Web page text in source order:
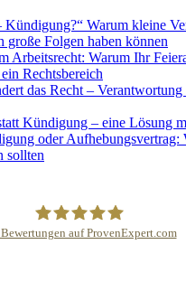
Kündigung?“ Warum kleine
große Folgen haben können
Arbeitsrecht: Warum Ihr
Rechtsbereich
das Recht –
Kündigung – eine Lösung
oder Aufhebungsvertrag:
sollten
Bewertungen auf ProvenExpert.com